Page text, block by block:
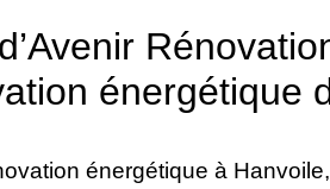
énergétique
énergétique à